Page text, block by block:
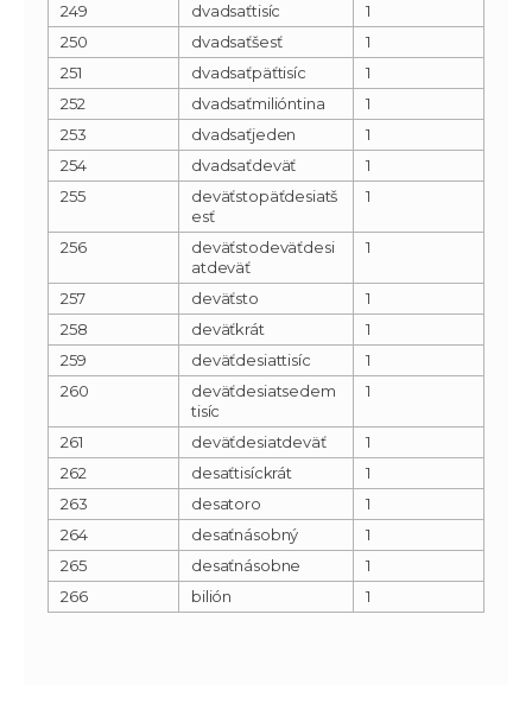
249
dvadsaťtisíc
1
250
dvadsaťšesť
1
251
dvadsaťpäťtisíc
1
252
dvadsaťmilióntina
1
253
dvadsaťjeden
1
254
dvadsaťdeväť
1
255
deväťstopäťdesiatš
esť
1
256
deväťstodeväťdesi
atdeväť
1
257 deväťsto
1
258
deväťkrát
1
259
deväťdesiattisíc
1
260
deväťdesiatsedem
tisíc
1
261 deväťdesiatdeväť
1
262
desaťtisíckrát
1
263
desatoro
1
264
desaťnásobný
1
265
desaťnásobne
1
266
bilión 1